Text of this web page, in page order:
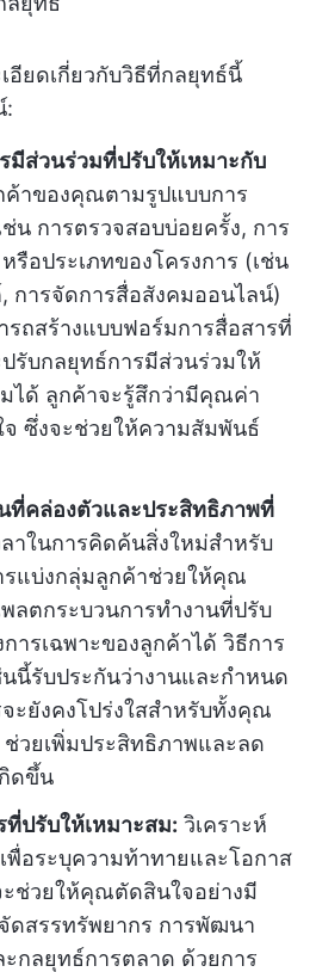
อียดเกี่ยวกับวิธีที่กลยุทธ์นี้
:
มีส่วนร่วมที่ปรับให้เหมาะกับ
ค้าของคุณตามรูปแบบการ
น การตรวจสอบบ่อยครั้ง, การ
รือประเภทของโครงการ (เช่น
การจัดการสื่อสังคมออนไลน์)
ถสร้างแบบฟอร์มการสื่อสารที่
รับกลยุทธ์การมีส่วนร่วมให้
ได้ ลูกค้าจะรู้สึกว่ามีคุณค่า
จ ซึ่งจะช่วยให้ความสัมพันธ์
ที่คล่องตัวและประสิทธิภาพที่
ลาในการคิดค้นสิ่งใหม่สำหรับ
รแบ่งกลุ่มลูกค้าช่วยให้คุณ
พลตกระบวนการทำงานที่ปรับ
ารเฉพาะของลูกค้าได้ วิธีการ
นี้รับประกันว่างานและกำหนด
จะยังคงโปร่งใสสำหรับทั้งคุณ
วยเพิ่มประสิทธิภาพและลด
ดขึ้น
ที่ปรับให้เหมาะสม: วิเคราะห์
อระบุความท้าทายและโอกาส
ช่วยให้คุณตัดสินใจอย่างมี
ดสรรทรัพยากร การพัฒนา
กลยุทธ์การตลาด ด้วยการ